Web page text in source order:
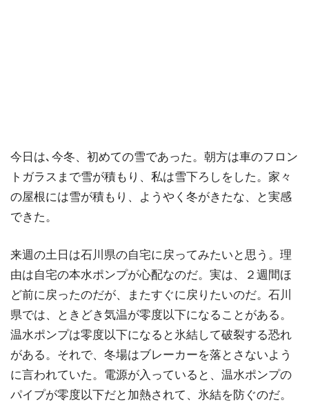
今日は､今冬、初めての雪であった。朝方は車のフロン
トガラスまで雪が積もり、私は雪下ろしをした。家々
の屋根には雪が積もり、ようやく冬がきたな、と実感
できた。
来週の土日は石川県の自宅に戻ってみたいと思う。理
由は自宅の本水ポンプが心配なのだ。実は、２週間ほ
ど前に戻ったのだが、またすぐに戻りたいのだ。石川
県では、ときどき気温が零度以下になることがある。
温水ポンプは零度以下になると氷結して破裂する恐れ
がある。それで、冬場はブレーカーを落とさないよう
に言われていた。電源が入っていると、温水ポンプの
パイプが零度以下だと加熱されて、氷結を防ぐのだ。